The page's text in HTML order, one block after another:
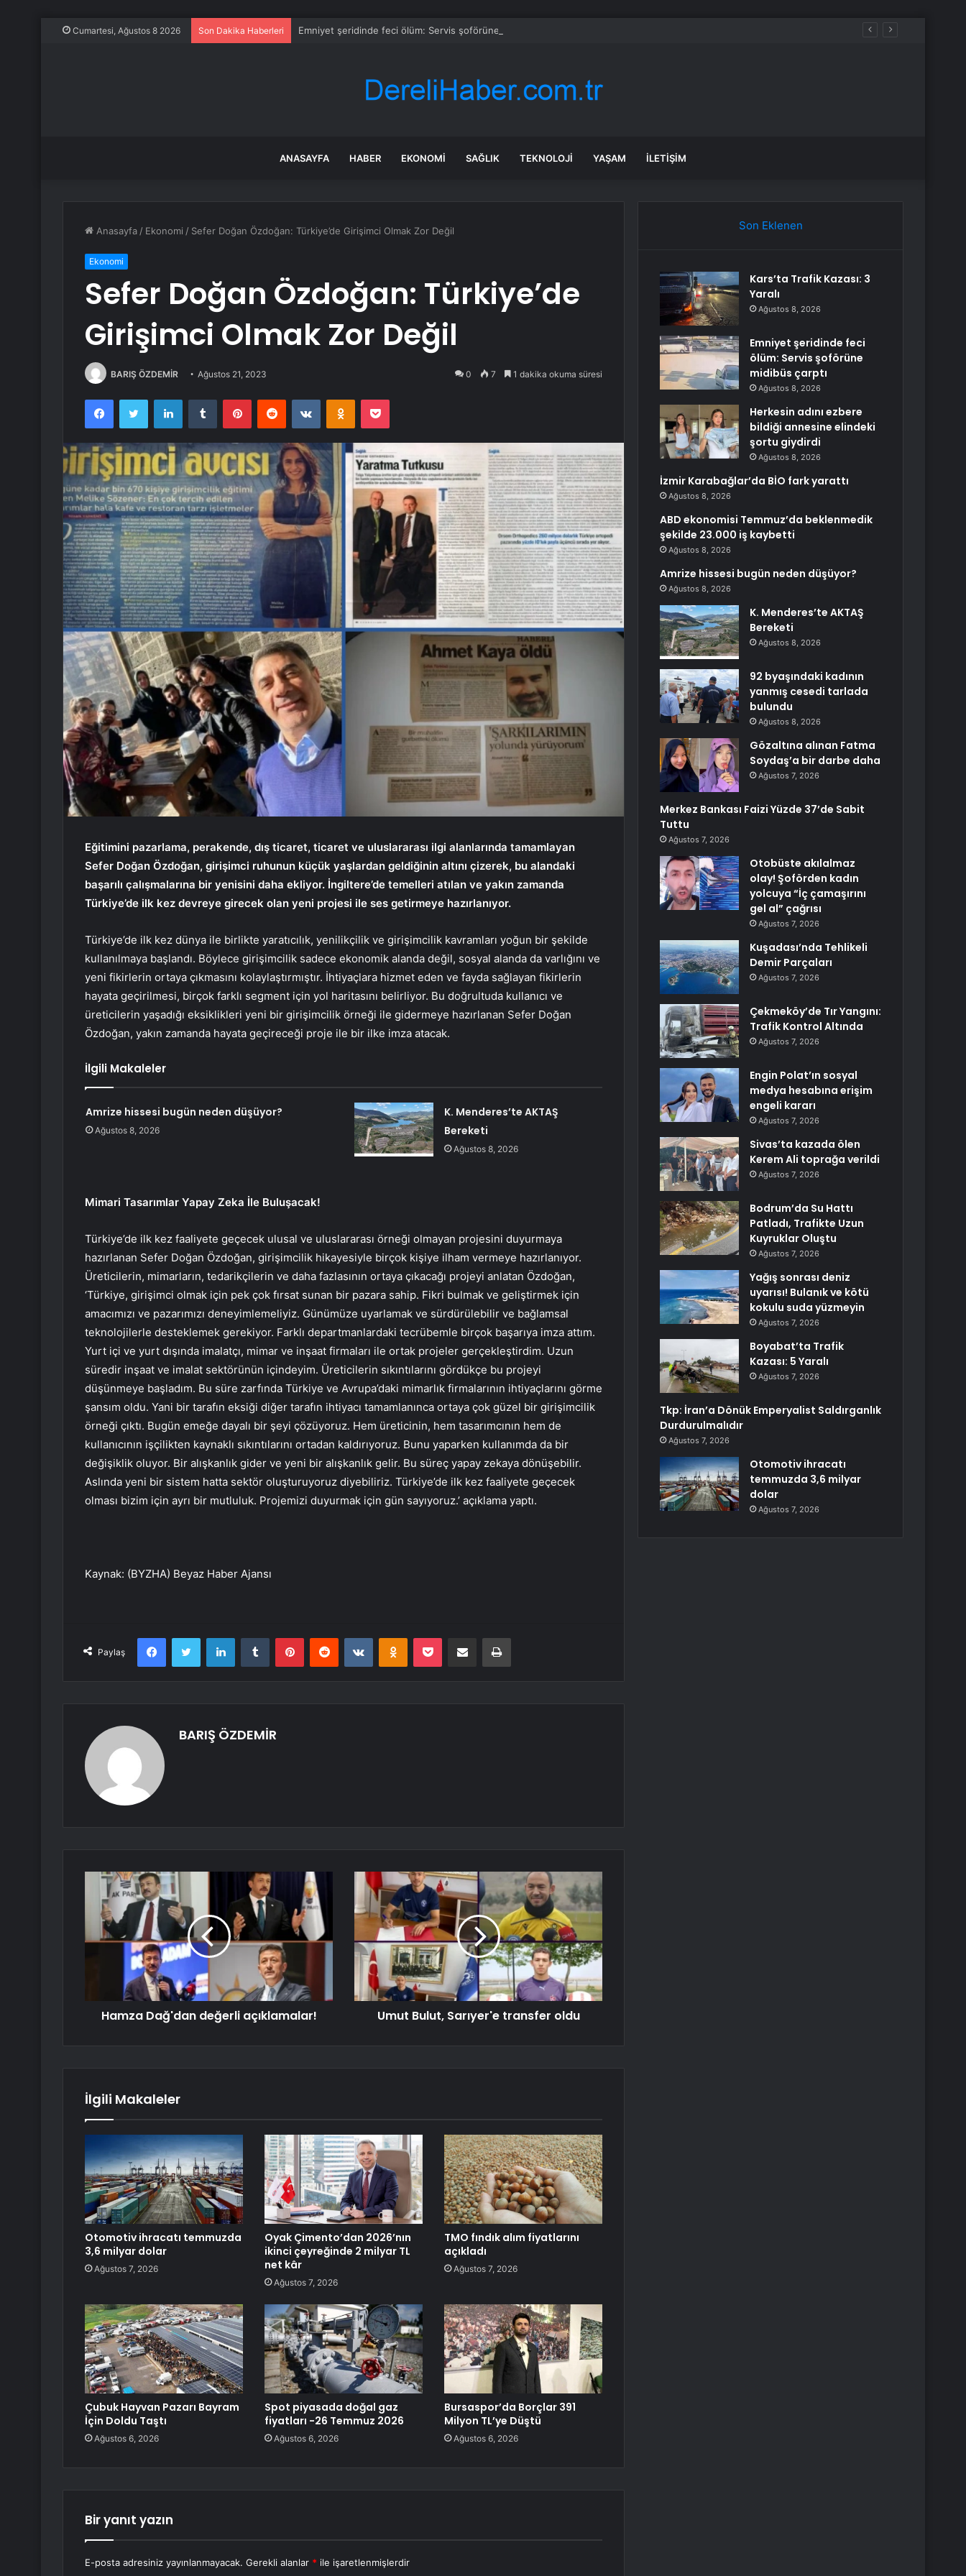
Cumartesi, Ağustos 8 2026 Son Dakika Haberleri Emniyet şeridinde feci ölüm: Servis şoförüne midibüs çarptı
ANASAYFA HABER EKONOMI SAĞLIK TEKNOLOJI YAŞAM İLETIŞIM
Anasayfa / Ekonomi / Sefer Doğan Özdoğan: Türkiye’de Girişimci Olmak Zor Değil
Ekonomi
Sefer Doğan Özdoğan: Türkiye’de
Girişimci Olmak Zor Değil
BARIŞ ÖZDEMİR Ağustos 21, 2023 0 7 1 dakika okuma süresi
FacebookTwitter LinkedInTumblr PinterestReddit VKontakteOdnoklassniki
Pocket
Eğitimini pazarlama, perakende, dış ticaret, ticaret ve uluslararası ilgi alanlarında tamamlayan
Sefer Doğan Özdoğan, girişimci ruhunun küçük yaşlardan geldiğinin altını çizerek, bu alandaki
başarılı çalışmalarına bir yenisini daha ekliyor. İngiltere’de temelleri atılan ve yakın zamanda
Türkiye’de ilk kez devreye girecek olan yeni projesi ile ses getirmeye hazırlanıyor.
Türkiye’de ilk kez dünya ile birlikte yaratıcılık, yenilikçilik ve girişimcilik kavramları yoğun bir şekilde
kullanılmaya başlandı. Böylece girişimcilik sadece ekonomik alanda değil, sosyal alanda da varlığını ve
yeni fikirlerin ortaya çıkmasını kolaylaştırmıştır. İhtiyaçlara hizmet eden ve fayda sağlayan fikirlerin
hayata geçirilmesi, birçok farklı segment için yol haritasını belirliyor. Bu doğrultuda kullanıcı ve
üreticilerin yaşadığı eksiklikleri yeni bir girişimcilik örneği ile gidermeye hazırlanan Sefer Doğan
Özdoğan, yakın zamanda hayata geçireceği proje ile bir ilke imza atacak.
İlgili Makaleler
Amrize hissesi bugün neden düşüyor?
Ağustos 8, 2026
K. Menderes’te AKTAŞ
Bereketi
Ağustos 8, 2026
Mimari Tasarımlar Yapay Zeka İle Buluşacak!
Türkiye’de ilk kez faaliyete geçecek ulusal ve uluslararası örneği olmayan projesini duyurmaya
hazırlanan Sefer Doğan Özdoğan, girişimcilik hikayesiyle birçok kişiye ilham vermeye hazırlanıyor.
Üreticilerin, mimarların, tedarikçilerin ve daha fazlasının ortaya çıkacağı projeyi anlatan Özdoğan,
‘Türkiye, girişimci olmak için pek çok fırsat sunan bir pazara sahip. Fikri bulmak ve geliştirmek için
amacımızı ve pazarımızı deneyimlemeliyiz. Günümüze uyarlamak ve sürdürülebilir ve bağlamsal
teknolojilerle desteklemek gerekiyor. Farklı departmanlardaki tecrübemle birçok başarıya imza attım.
Yurt içi ve yurt dışında imalatçı, mimar ve inşaat firmaları ile ortak projeler gerçekleştirdim. Uzun
süredir inşaat ve imalat sektörünün içindeyim. Üreticilerin sıkıntılarını gördükçe bu projeyi
düşünmeye başladım. Bu süre zarfında Türkiye ve Avrupa’daki mimarlık firmalarının ihtiyaçlarını görme
şansım oldu. Yani bir tarafın eksiği diğer tarafın ihtiyacı tamamlanınca ortaya çok güzel bir girişimcilik
örneği çıktı. Bugün emeğe dayalı bir şeyi çözüyoruz. Hem üreticinin, hem tasarımcının hem de
kullanıcının işçilikten kaynaklı sıkıntılarını ortadan kaldırıyoruz. Bunu yaparken kullanımda da bir
değişiklik oluyor. Bir alışkanlık gider ve yeni bir alışkanlık gelir. Bu süreç yapay zekaya dönüşebilir.
Aslında yeni bir sistem hatta sektör oluşturuyoruz diyebiliriz. Türkiye’de ilk kez faaliyete geçecek
olması bizim için ayrı bir mutluluk. Projemizi duyurmak için gün sayıyoruz.’ açıklama yaptı.
Kaynak: (BYZHA) Beyaz Haber Ajansı
Paylaş
FacebookTwitter LinkedInTumblr PinterestReddit VKontakteOdnoklassniki
Pocket E-Posta ile paylaş Yazdır
BARIŞ ÖZDEMİR
Hamza Dağ'dan değerli açıklamalar! Umut Bulut, Sarıyer'e transfer oldu
İlgili Makaleler
Otomotiv ihracatı temmuzda
3,6 milyar dolar
Ağustos 7, 2026
Oyak Çimento’dan 2026’nın
ikinci çeyreğinde 2 milyar TL
net kâr
Ağustos 7, 2026
TMO fındık alım fiyatlarını
açıkladı
Ağustos 7, 2026
Çubuk Hayvan Pazarı Bayram
İçin Doldu Taştı
Ağustos 6, 2026
Spot piyasada doğal gaz
fiyatları -26 Temmuz 2026
Ağustos 6, 2026
Bursaspor’da Borçlar 391
Milyon TL’ye Düştü
Ağustos 6, 2026
Bir yanıt yazın
E-posta adresiniz yayınlanmayacak. Gerekli alanlar * ile işaretlenmişlerdir
Son Eklenen
Kars’ta Trafik Kazası: 3
Yaralı
Ağustos 8, 2026
Emniyet şeridinde feci
ölüm: Servis şoförüne
midibüs çarptı
Ağustos 8, 2026
Herkesin adını ezbere
bildiği annesine elindeki
şortu giydirdi
Ağustos 8, 2026
İzmir Karabağlar’da BİO fark yarattı
Ağustos 8, 2026
ABD ekonomisi Temmuz’da beklenmedik
şekilde 23.000 iş kaybetti
Ağustos 8, 2026
Amrize hissesi bugün neden düşüyor?
Ağustos 8, 2026
K. Menderes’te AKTAŞ
Bereketi
Ağustos 8, 2026
92 byaşındaki kadının
yanmış cesedi tarlada
bulundu
Ağustos 8, 2026
Gözaltına alınan Fatma
Soydaş’a bir darbe daha
Ağustos 7, 2026
Merkez Bankası Faizi Yüzde 37’de Sabit
Tuttu
Ağustos 7, 2026
Otobüste akılalmaz
olay! Şoförden kadın
yolcuya “İç çamaşırını
gel al” çağrısı
Ağustos 7, 2026
Kuşadası’nda Tehlikeli
Demir Parçaları
Ağustos 7, 2026
Çekmeköy’de Tır Yangını:
Trafik Kontrol Altında
Ağustos 7, 2026
Engin Polat’ın sosyal
medya hesabına erişim
engeli kararı
Ağustos 7, 2026
Sivas’ta kazada ölen
Kerem Ali toprağa verildi
Ağustos 7, 2026
Bodrum’da Su Hattı
Patladı, Trafikte Uzun
Kuyruklar Oluştu
Ağustos 7, 2026
Yağış sonrası deniz
uyarısı! Bulanık ve kötü
kokulu suda yüzmeyin
Ağustos 7, 2026
Boyabat’ta Trafik
Kazası: 5 Yaralı
Ağustos 7, 2026
Tkp: İran’a Dönük Emperyalist Saldırganlık
Durdurulmalıdır
Ağustos 7, 2026
Otomotiv ihracatı
temmuzda 3,6 milyar
dolar
Ağustos 7, 2026